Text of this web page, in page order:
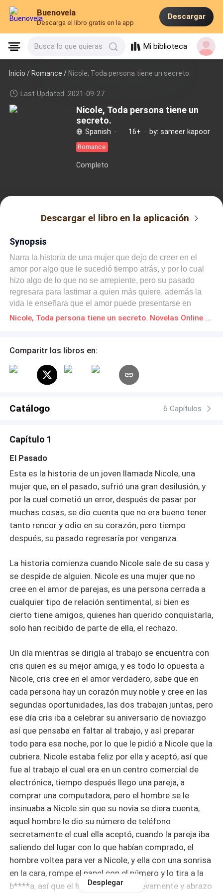
Buenovela
Descarga el libro gratis en la app
Descargar
Busca lo que quieras Mi biblioteca
Inicio /Romance / Nicole, Toda persona tiene un secreto.
Last Updated: 2021-09-27
Nicole, Toda persona tiene un
secreto.
Spanish · 16+ · by: sameer kapoor
Romance
Completo
Descargar el libro en la aplicación
Synopsis
Narra la historia de una mujer que dejo de creer en el
amor por algo que le sucedió tiempo atrás, y por lo cual
hizo algo de lo que no se arrepiente, pero su pasado
regresara para lastimar a quien más quiere, además la
vida le enseñara que el amor puede presentarse en
varias formas.Cabe mencionar que esta no es una
Nicole, Toda persona tiene un secreto. Novelas Online Descarga gratuita de PDF
Comparitr los libros en:
Catálogo 6 Capítulos
Capítulo 1
El Pasado
Esta es la historia de un joven llamada Nicole, una
mujer que, en el pasado, sufrió una gran desilusión, y
por la cual cometió un error, después de pasar por
muchas cosas, se dio cuenta que no era bueno tener
tanto rencor y odio en su corazón, pero tiempo
después, su pasado regresaría por venganza.
La historia comienza cuando Nicole sale de su casa y
se despide de alguien. Nicole es una mujer que no
cree en el amor de parejas, es una persona cerrada a
cualquier tipo de relación sentimental, si bien es
cierto tiene amigos, quienes han querido conquistarla,
solo han recibido de parte de ella, el rechazo.
Un día mientras se dirigía al trabajo se encuentra con
cris quien es su mejor amiga, y es todo lo opuesta a
Nicole, cris cree en el amor verdadero, sabe que en
cada persona hay un corazón muy noble y cree en las
segundas oportunidades, las dos trabajan juntas, pero
ese día cris iba a celebrar su aniversario de noviazgo
así que pensaba en faltar al trabajo, y así preparar
todo para esa noche, por lo que le pidió a Nicole que la
cubriera. Nicole estaba feliz por ella y aceptó, así que
fue al trabajo el cual era en un centro comercial de
electrónica, tiempo después llego una pareja, a
comprar una computadora, pero el hombre se le
insinuaba a Nicole sin que su novia se diera cuenta,
aquel hombre le dio su número de teléfono
secretamente el cual ella aceptó, cuando la pareja iba
saliendo del lugar con lo que habían comprado, el
hombre voltea para ver a Nicole, y ella con una sonrisa
en la cara, rompe el papel con el número y lo tira a la
b****a, así que el hombre volteo nuevamente y abrazo
Desplegar